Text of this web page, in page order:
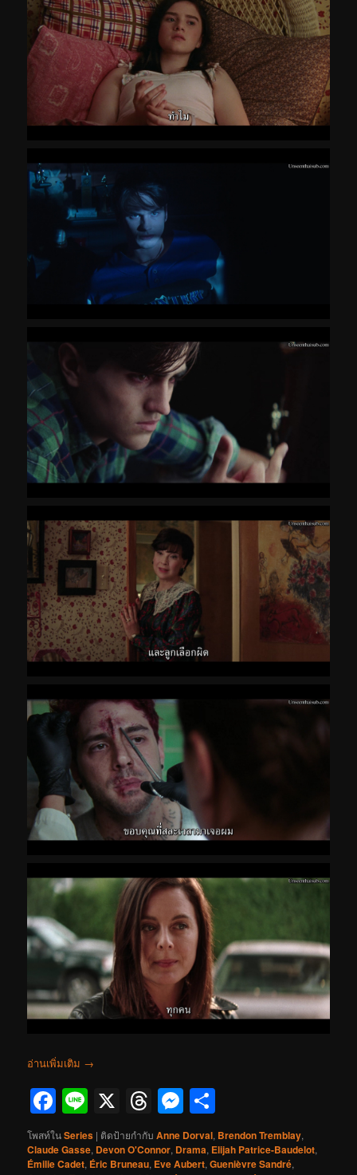
อ่านเพิ่มเติม →
Facebook
Line
X Threads
Messenger
โพสท์ในSeries | ติดป้ายกำกับ Anne Dorval, Brendon Tremblay,
Claude Gasse, Devon O'Connor, Drama, Elijah Patrice-Baudelot,
Émilie Cadet, Éric Bruneau, Eve Aubert,Guenièvre Sandré,